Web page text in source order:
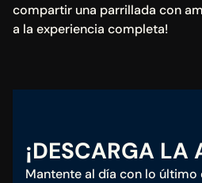
compartir una parrillada con
a la experiencia completa!
¡DESCARGA LA
Mantente al día con lo último